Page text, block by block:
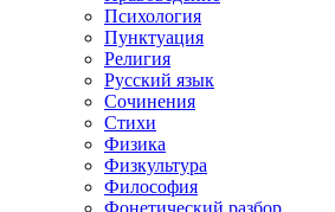
Психология
Пунктуация
Религия
Русский язык
Сочинения
Стихи
Физика
Физкультура
Философия
Фонетический разбор